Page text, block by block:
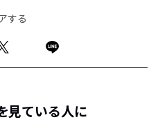
する
見ている人に